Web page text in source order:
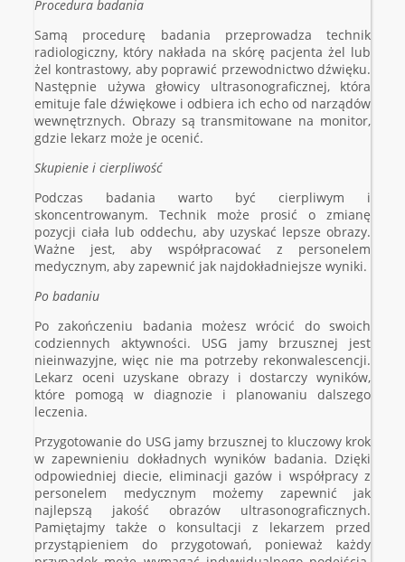
Procedura badania
Samą procedurę badania przeprowadza technik
radiologiczny, który nakłada na skórę pacjenta żel lub
żel kontrastowy, aby poprawić przewodnictwo dźwięku.
Następnie używa głowicy ultrasonograficznej, która
emituje fale dźwiękowe i odbiera ich echo od narządów
wewnętrznych. Obrazy są transmitowane na monitor,
gdzie lekarz może je ocenić.
Skupienie i cierpliwość
Podczas badania warto być cierpliwym i
skoncentrowanym. Technik może prosić o zmianę
pozycji ciała lub oddechu, aby uzyskać lepsze obrazy.
Ważne jest, aby współpracować z personelem
medycznym, aby zapewnić jak najdokładniejsze wyniki.
Po badaniu
Po zakończeniu badania możesz wrócić do swoich
codziennych aktywności. USG jamy brzusznej jest
nieinwazyjne, więc nie ma potrzeby rekonwalescencji.
Lekarz oceni uzyskane obrazy i dostarczy wyników,
które pomogą w diagnozie i planowaniu dalszego
leczenia.
Przygotowanie do USG jamy brzusznej to kluczowy krok
w zapewnieniu dokładnych wyników badania. Dzięki
odpowiedniej diecie, eliminacji gazów i współpracy z
personelem medycznym możemy zapewnić jak
najlepszą jakość obrazów ultrasonograficznych.
Pamiętajmy także o konsultacji z lekarzem przed
przystąpieniem do przygotowań, ponieważ każdy